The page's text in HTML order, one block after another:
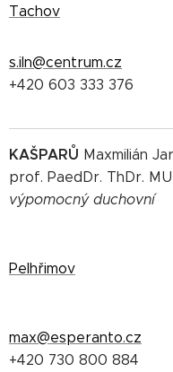
Tachov
s.iln@centrum.cz
+420 603 333 376
KAŠPARŮ Maxmilián
prof. PaedDr. ThDr.
výpomocný duchovní
Pelhřimov
max@esperanto.cz
+420 730 800 884